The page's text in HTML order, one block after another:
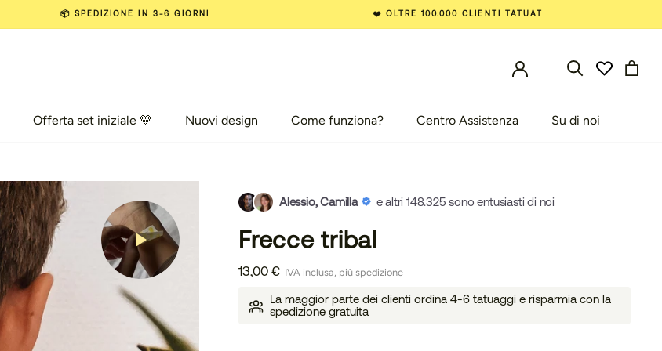
📦 SPEDIZIONE IN 3-6 GIORNI ❤️ OLTRE 100.000 CLIENTI TATUAT
Offerta set iniziale 💛 Nuovi design
Nuovi design
Come funziona? Centro Assistenza Su di noi
Alessio, Camilla e altri 148.325 sono entusiasti di noi
Frecce tribal
13,00 € IVA inclusa, più spedizione
La maggior parte dei clienti ordina 4-6 tatuaggi e risparmia con la
spedizione gratuita